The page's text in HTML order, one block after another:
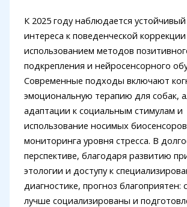
К 2025 году наблюдается
интереса к поведенческой коррекции
использованием методов
подкрепления и нейросенсорного
Современные подходы включают
эмоциональную терапию для собак,
адаптации к социальным стимулам и
использование носимых
мониторинга уровня стресса. В
перспективе, благодаря развитию
этологии и доступу к
диагностике, прогноз благоприятен:
лучше социализированы и